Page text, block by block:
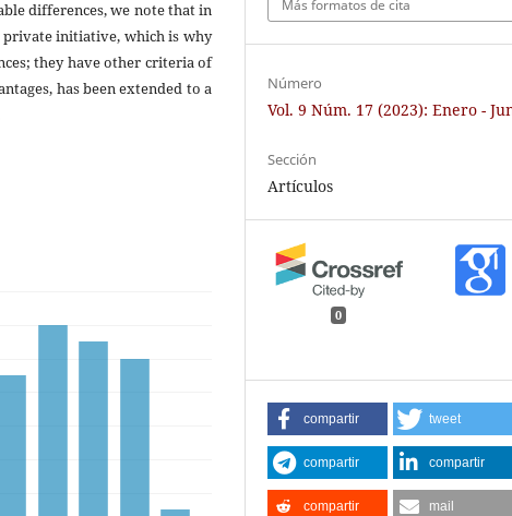
differences, we note that in
private initiative, which is why
they have other criteria of
has been extended to a
Más formatos de cita
Número
Vol. 9 Núm. 17 (2023): Enero -
Sección
Artículos
0
compartir tweet
compartir compartir
compartir mail